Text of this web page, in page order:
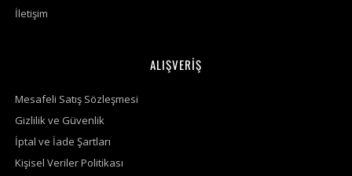
İletişim
ALIŞVERİŞ
Mesafeli Satış Sözleşmesi
Gizlilik ve Güvenlik
İptal ve İade Şartları
Kişisel Veriler Politikası